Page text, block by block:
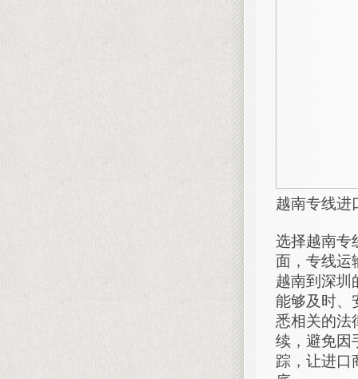
越南专线进
选择越南专
面，专线运
越南到深圳
能够及时、
悉相关的法
续，避免因
踪，让进口